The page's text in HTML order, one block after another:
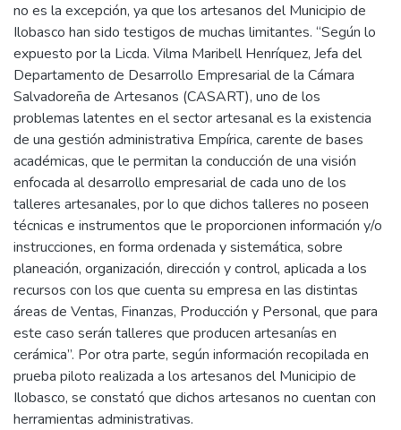
no es la excepción, ya que los artesanos del Municipio de
Ilobasco han sido testigos de muchas limitantes. “Según lo
expuesto por la Licda. Vilma Maribell Henríquez, Jefa del
Departamento de Desarrollo Empresarial de la Cámara
Salvadoreña de Artesanos (CASART), uno de los
problemas latentes en el sector artesanal es la existencia
de una gestión administrativa Empírica, carente de bases
académicas, que le permitan la conducción de una visión
enfocada al desarrollo empresarial de cada uno de los
talleres artesanales, por lo que dichos talleres no poseen
técnicas e instrumentos que le proporcionen información y/o
instrucciones, en forma ordenada y sistemática, sobre
planeación, organización, dirección y control, aplicada a los
recursos con los que cuenta su empresa en las distintas
áreas de Ventas, Finanzas, Producción y Personal, que para
este caso serán talleres que producen artesanías en
cerámica”. Por otra parte, según información recopilada en
prueba piloto realizada a los artesanos del Municipio de
Ilobasco, se constató que dichos artesanos no cuentan con
herramientas administrativas.